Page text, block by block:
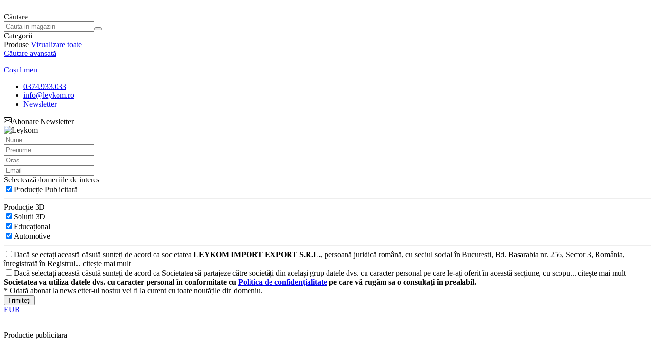
Căutare
Categorii
Produse Vizualizare toate
Căutare avansată
Coșul meu
0374.933.033
info@leykom.ro
Newsletter
Abonare Newsletter
Selectează domeniile de interes
Producție Publicitară
Producție 3D
Soluții 3D
Educațional
Automotive
Dacă selectați această căsută sunteți de acord ca societatea LEYKOM IMPORT EXPORT S.R.L., persoană juridică română, cu sediul social în București, Bd. Basarabia nr. 256, Sector 3, România,
înregistrată în Registrul... citește mai mult
Dacă selectați această căsută sunteți de acord ca Societatea să partajeze către societăți din același grup datele dvs. cu caracter personal pe care le-ați oferit în această secțiune, cu scopu... citește mai mult
Societatea va utiliza datele dvs. cu caracter personal în conformitate cu Politica de confidențialitate pe care vă rugăm sa o consultați în prealabil.
* Odată abonat la newsletter-ul nostru vei fi la curent cu toate noutățile din domeniu.
Trimiteți
EUR
Productie publicitara